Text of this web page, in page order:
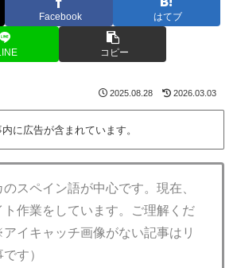
Facebook はてブ
コピー
2025.08.28 2026.03.03
に広告が含まれています。
スペイン語が中心です。現在、
作業をしています。ご理解くだ
イキャッチ画像がない記事はリ
す）